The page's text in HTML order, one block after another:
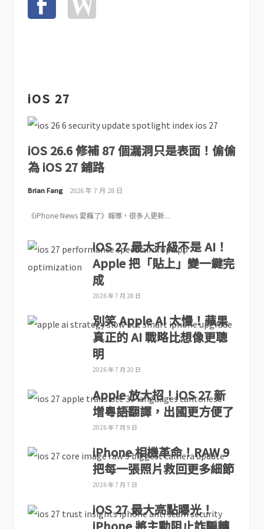
iOS 27
iOS 26.6 修補 87 個漏洞只是表面！偷偷
為 iOS 27 鋪路
Brian Fang 2026 年 7 月 28 日
《iPhone News 愛瘋了》報導，很多人更新...
iOS 27 最大升級不是 AI！
Apple 把「貼上」變一鍵完
成
2026 年 7 月 28 日
別笑 Apple AI 太慢！蘋果
真正的 AI 戰略比想像更聰
明
2026 年 7 月 20 日
Apple 放大招！iOS 27 新
增粵語翻譯，出國更方便了
2026 年 7 月 9 日
iPhone 相機革命！RAW 9
把每一張照片救回更多細節
2026 年 7 月 7 日
iOS 27 最大亮點曝光！